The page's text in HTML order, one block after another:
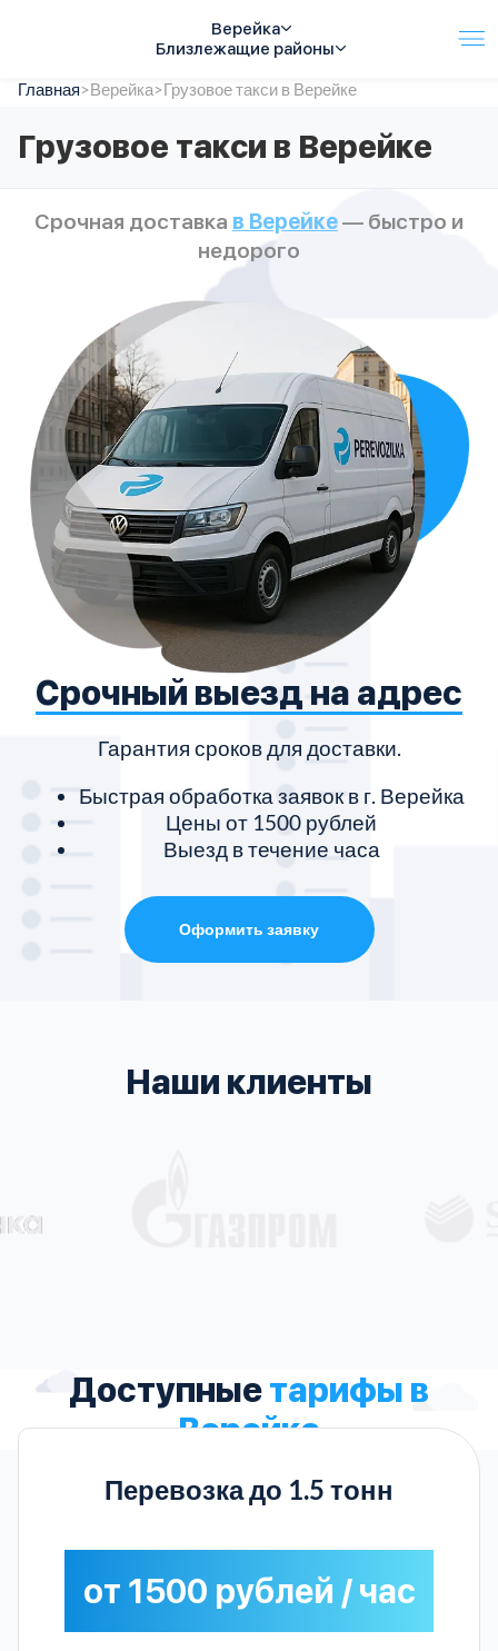
Верейка
Близлежащие районы
Услуги
Автопарк
Тарифы
О компании
Отзывы
Главная>Верейка>Грузовое такси в Верейке
Грузовое такси в Верейке
Срочная доставка в Верейке— быстро и
недорого
Срочный выезд на адрес
Гарантия сроков для доставки.
Быстрая обработка заявок в г. Верейка
Цены от 1500 рублей
Выезд в течение часа
Оформить заявку
Наши клиенты
Доступныетарифы в
Верейке
Перевозка до 1.5 тонн
от 1500 рублей / час